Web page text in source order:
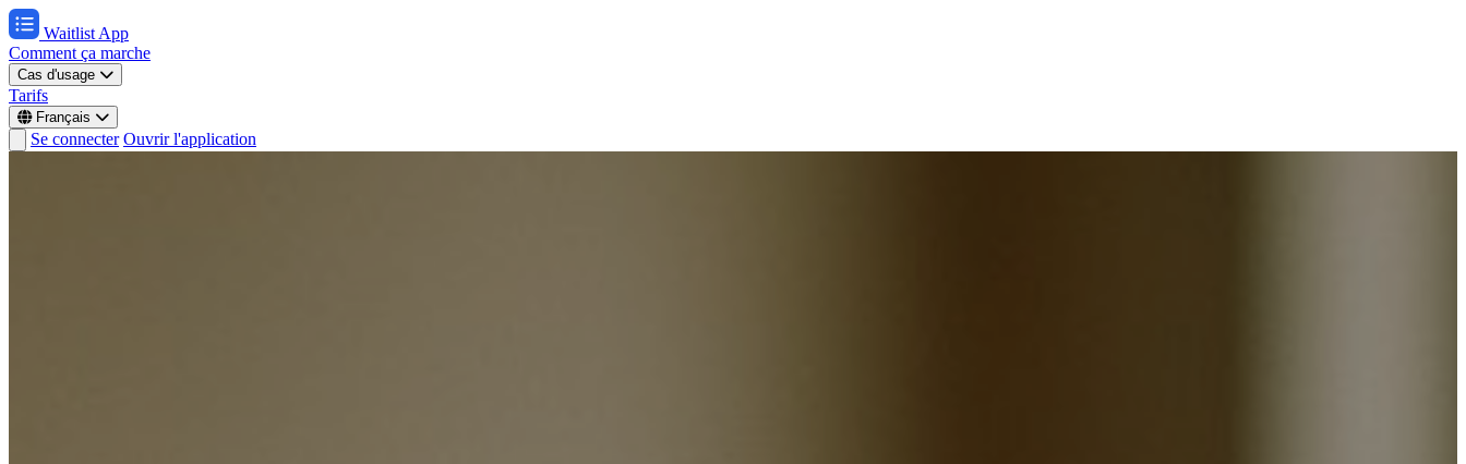
Waitlist App
Comment ça marche
Cas d'usage
Tarifs
Français
Se connecter Ouvrir l'application